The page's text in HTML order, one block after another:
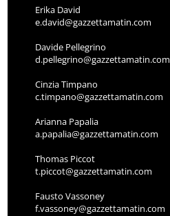
Erika David
e.david@gazzettamatin.com
Davide Pellegrino
d.pellegrino@gazzettamatin.com
Cinzia Timpano
c.timpano@gazzettamatin.com
Arianna Papalia
a.papalia@gazzettamatin.com
Thomas Piccot
t.piccot@gazzettamatin.com
Fausto Vassoney
f.vassoney@gazzettamatin.com